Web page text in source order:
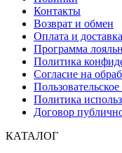
Контакты
Возврат и обмен
Оплата и доставка
Программа
Политика
Согласие на
Политика
Договор
КАТАЛОГ